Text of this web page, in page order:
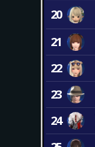
20
21
22
23
24